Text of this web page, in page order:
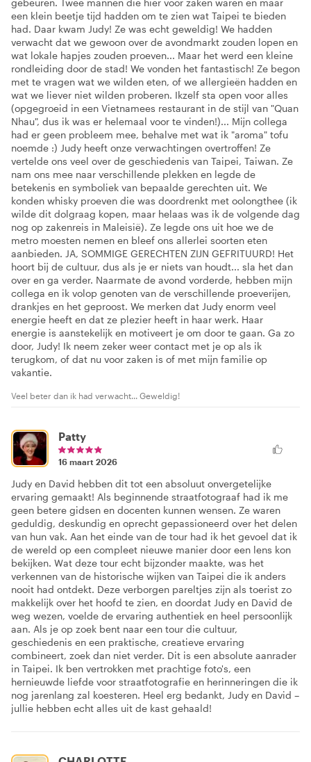
gebeuren. Twee mannen die hier voor zaken waren en maar
een klein beetje tijd hadden om te zien wat Taipei te bieden
had. Daar kwam Judy! Ze was echt geweldig! We hadden
verwacht dat we gewoon over de avondmarkt zouden lopen en
wat lokale hapjes zouden proeven... Maar het werd een kleine
rondleiding door de stad! We vonden het fantastisch! Ze begon
met te vragen wat we wilden eten, of we allergieën hadden en
wat we liever niet wilden proberen. Ikzelf sta open voor alles
(opgegroeid in een Vietnamees restaurant in de stijl van "Quan
Nhau", dus ik was er helemaal voor te vinden!)... Mijn collega
had er geen probleem mee, behalve met wat ik "aroma" tofu
noemde :) Judy heeft onze verwachtingen overtroffen! Ze
vertelde ons veel over de geschiedenis van Taipei, Taiwan. Ze
nam ons mee naar verschillende plekken en legde de
betekenis en symboliek van bepaalde gerechten uit. We
konden whisky proeven die was doordrenkt met oolongthee (ik
wilde dit dolgraag kopen, maar helaas was ik de volgende dag
nog op zakenreis in Maleisië). Ze legde ons uit hoe we de
metro moesten nemen en bleef ons allerlei soorten eten
aanbieden. JA, SOMMIGE GERECHTEN ZIJN GEFRITUURD! Het
hoort bij de cultuur, dus als je er niets van houdt... sla het dan
over en ga verder. Naarmate de avond vorderde, hebben mijn
collega en ik volop genoten van de verschillende proeverijen,
drankjes en het geproost. We merken dat Judy enorm veel
energie heeft en dat ze plezier heeft in haar werk. Haar
energie is aanstekelijk en motiveert je om door te gaan. Ga zo
door, Judy! Ik neem zeker weer contact met je op als ik
terugkom, of dat nu voor zaken is of met mijn familie op
vakantie.
Veel beter dan ik had verwacht... Geweldig!
Patty
16 maart 2026
Judy en David hebben dit tot een absoluut onvergetelijke
ervaring gemaakt! Als beginnende straatfotograaf had ik me
geen betere gidsen en docenten kunnen wensen. Ze waren
geduldig, deskundig en oprecht gepassioneerd over het delen
van hun vak. Aan het einde van de tour had ik het gevoel dat ik
de wereld op een compleet nieuwe manier door een lens kon
bekijken. Wat deze tour echt bijzonder maakte, was het
verkennen van de historische wijken van Taipei die ik anders
nooit had ontdekt. Deze verborgen pareltjes zijn als toerist zo
makkelijk over het hoofd te zien, en doordat Judy en David de
weg wezen, voelde de ervaring authentiek en heel persoonlijk
aan. Als je op zoek bent naar een tour die cultuur,
geschiedenis en een praktische, creatieve ervaring
combineert, zoek dan niet verder. Dit is een absolute aanrader
in Taipei. Ik ben vertrokken met prachtige foto's, een
hernieuwde liefde voor straatfotografie en herinneringen die ik
nog jarenlang zal koesteren. Heel erg bedankt, Judy en David –
jullie hebben echt alles uit de kast gehaald!